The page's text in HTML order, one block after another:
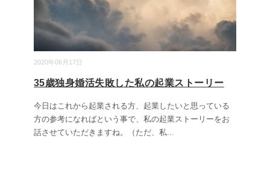
2020年06月17日
35歳独身婚活失敗した私の起業ストーリー
今日はこれから起業される方、起業したいと思っている
方の参考になればという事で、私の起業ストーリーをお
話させていただきますね。（ただ、私...